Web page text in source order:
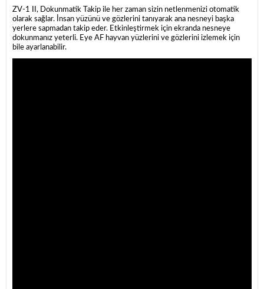
ZV-1 II, Dokunmatik Takip ile her zaman sizin netlenmenizi otomatik
olarak sağlar. İnsan yüzünü ve gözlerini tanıyarak ana nesneyi başka
yerlere sapmadan takip eder. Etkinleştirmek için ekranda nesneye
dokunmanız yeterli. Eye AF hayvan yüzlerini ve gözlerini izlemek için
bile ayarlanabilir.